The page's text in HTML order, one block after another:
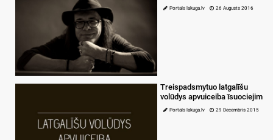
Portals lakuga.lv 26 Augusts 2016
Treispadsmytuo latgalīšu
volūdys apvuiceiba īsuociejim
Portals lakuga.lv 29 Decembris 2015